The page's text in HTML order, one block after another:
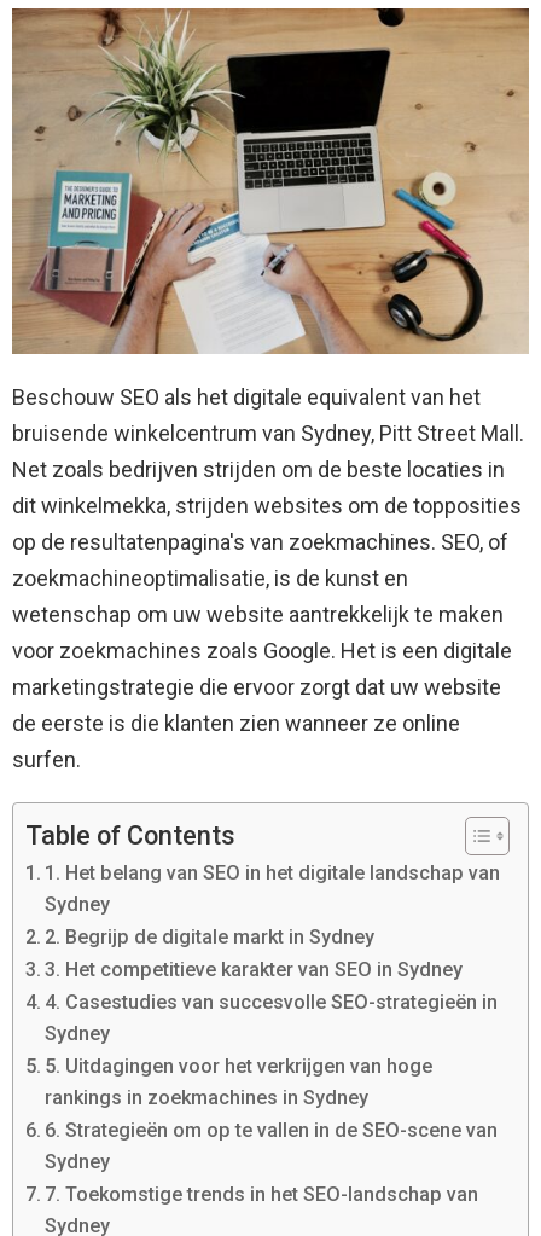
Beschouw SEO als het digitale equivalent van het
bruisende winkelcentrum van Sydney, Pitt Street Mall.
Net zoals bedrijven strijden om de beste locaties in
dit winkelmekka, strijden websites om de topposities
op de resultatenpagina's van zoekmachines. SEO, of
zoekmachineoptimalisatie, is de kunst en
wetenschap om uw website aantrekkelijk te maken
voor zoekmachines zoals Google. Het is een digitale
marketingstrategie die ervoor zorgt dat uw website
de eerste is die klanten zien wanneer ze online
surfen.
Table of Contents
1. Het belang van SEO in het digitale landschap van
Sydney
2. Begrijp de digitale markt in Sydney
3. Het competitieve karakter van SEO in Sydney
4. Casestudies van succesvolle SEO-strategieën in
Sydney
5. Uitdagingen voor het verkrijgen van hoge
rankings in zoekmachines in Sydney
6. Strategieën om op te vallen in de SEO-scene van
Sydney
7. Toekomstige trends in het SEO-landschap van
Sydney